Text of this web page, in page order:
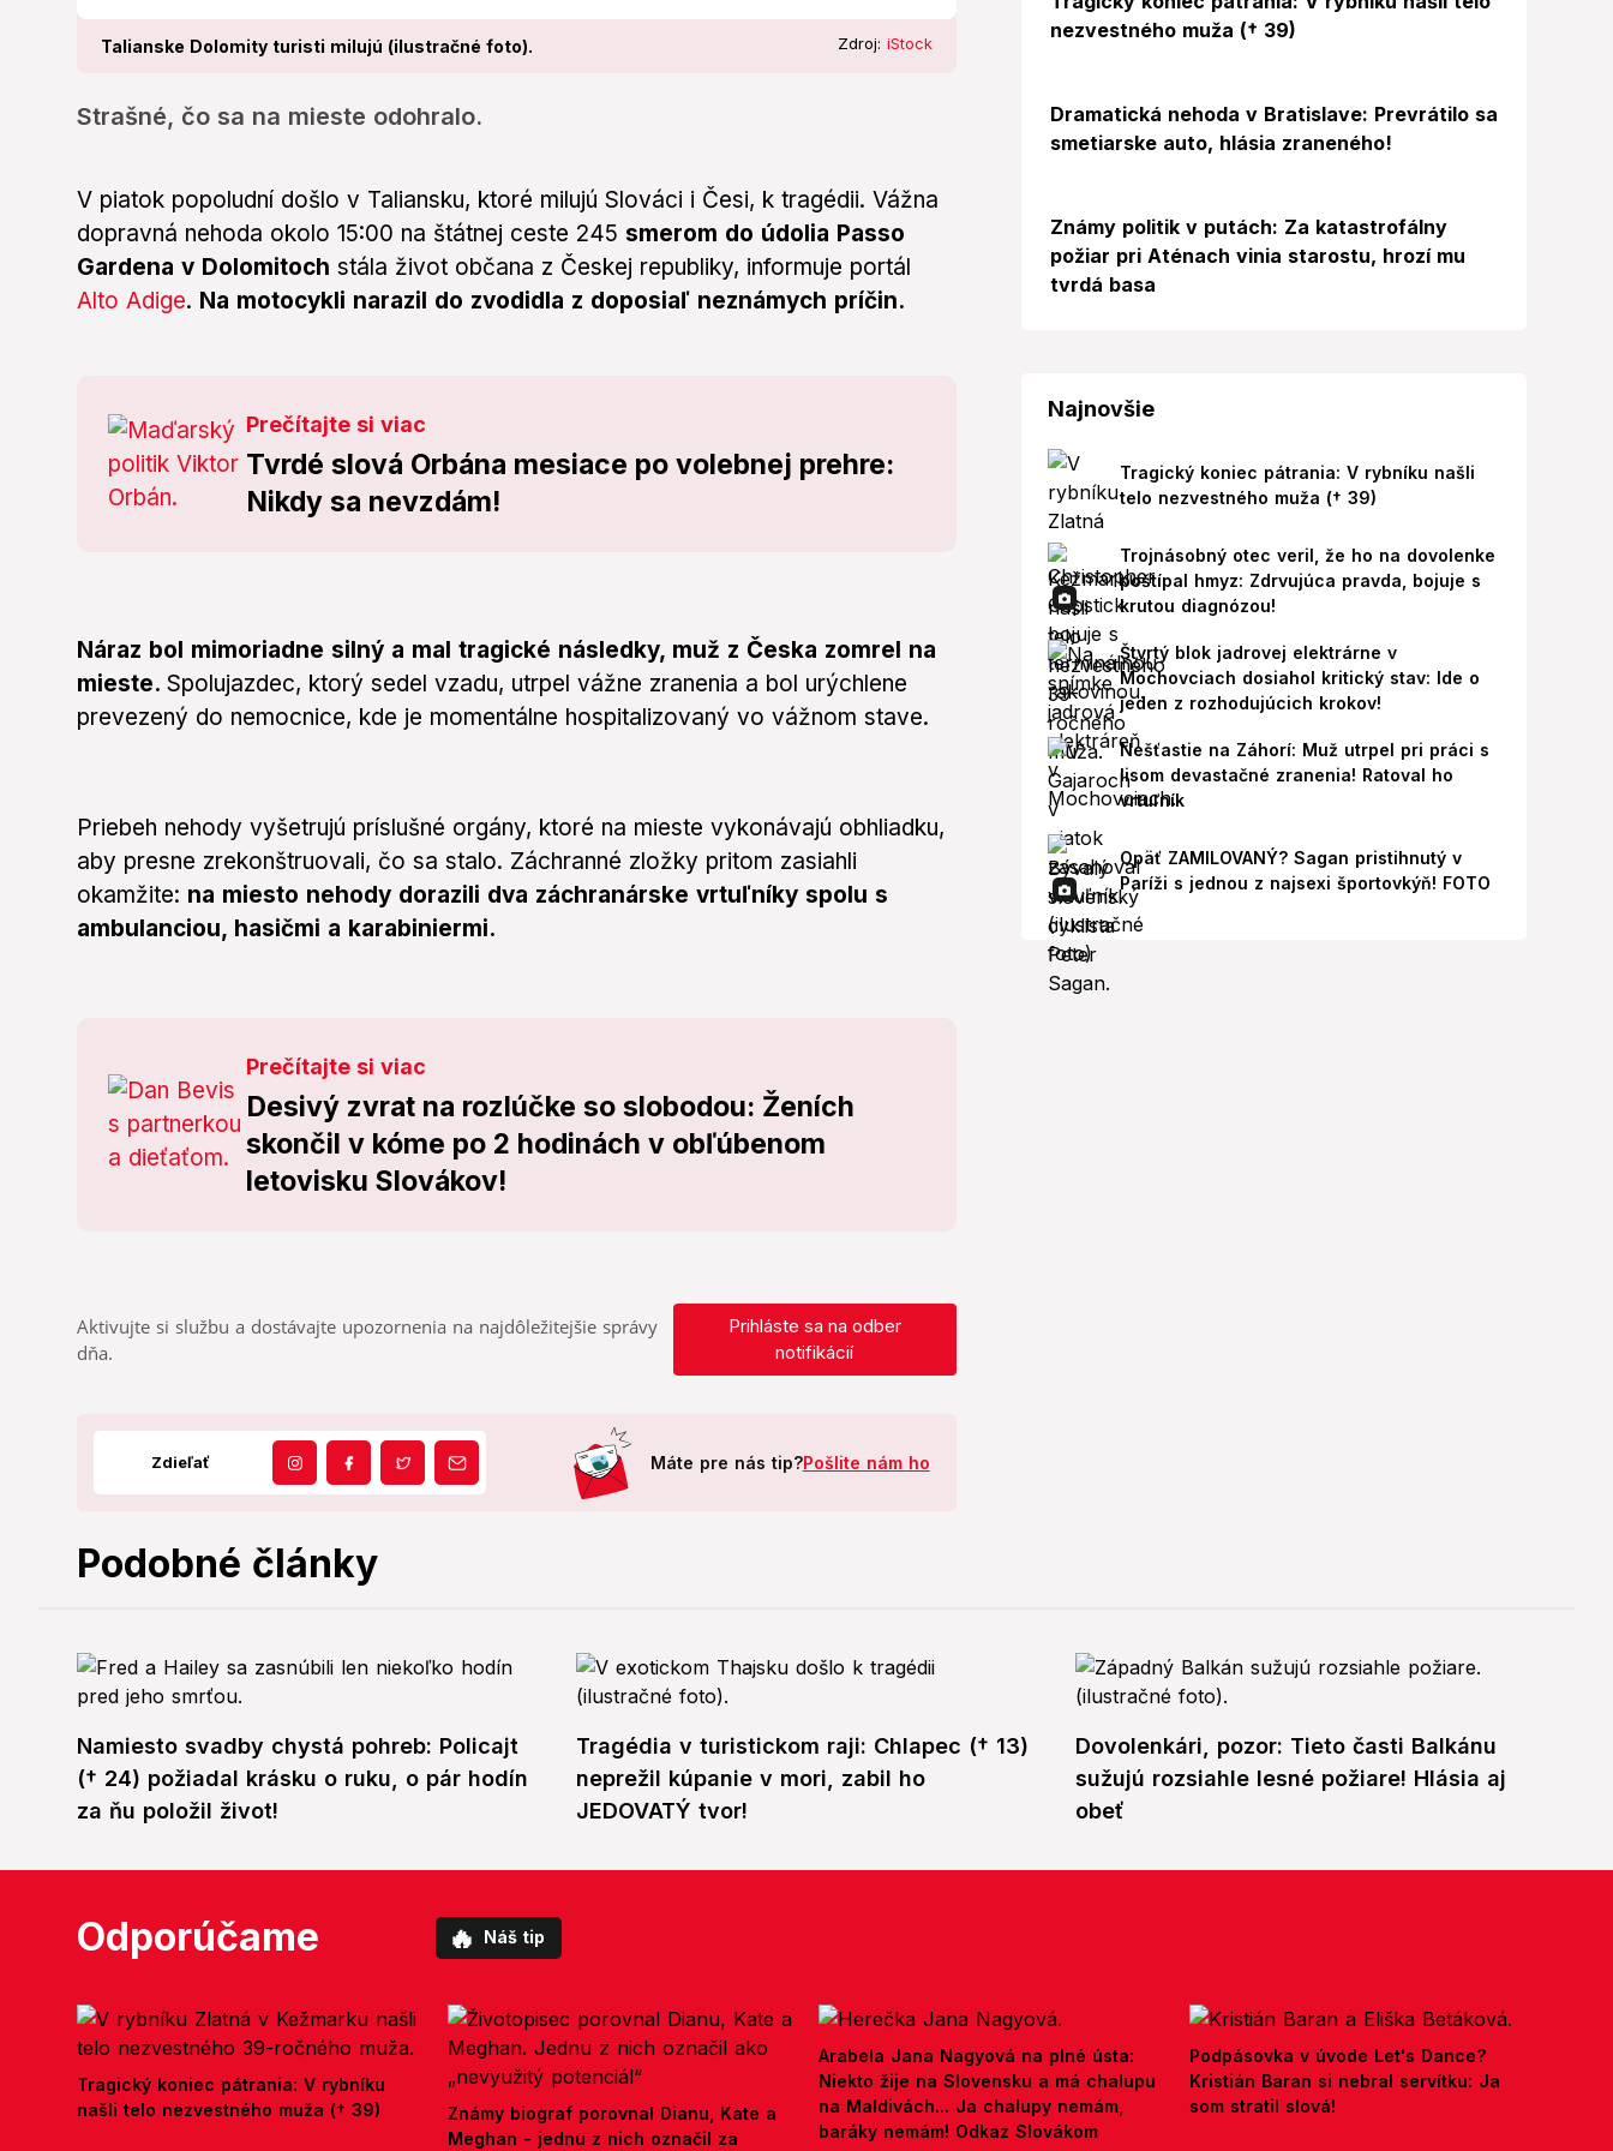
Talianske Dolomity turisti milujú (ilustračné foto). Zdroj: iStock
Strašné, čo sa na mieste odohralo.
V piatok popoludní došlo v Taliansku, ktoré milujú Slováci i Česi, k tragédii. Vážna
dopravná nehoda okolo 15:00 na štátnej ceste 245 smerom do údolia Passo
Gardena v Dolomitoch stála život občana z Českej republiky, informuje portál
Alto Adige. Na motocykli narazil do zvodidla z doposiaľ neznámych príčin.
Prečítajte si viac
Tvrdé slová Orbána mesiace po volebnej prehre:
Nikdy sa nevzdám!
Náraz bol mimoriadne silný a mal tragické následky, muž z Česka zomrel na
mieste. Spolujazdec, ktorý sedel vzadu, utrpel vážne zranenia a bol urýchlene
prevezený do nemocnice, kde je momentálne hospitalizovaný vo vážnom stave.
Priebeh nehody vyšetrujú príslušné orgány, ktoré na mieste vykonávajú obhliadku,
aby presne zrekonštruovali, čo sa stalo. Záchranné zložky pritom zasiahli
okamžite: na miesto nehody dorazili dva záchranárske vrtuľníky spolu s
ambulanciou, hasičmi a karabiniermi.
Prečítajte si viac
Desivý zvrat na rozlúčke so slobodou: Ženích
skončil v kóme po 2 hodinách v obľúbenom
letovisku Slovákov!
Aktivujte si službu a dostávajte upozornenia na najdôležitejšie správy
dňa.
Prihláste sa na odber
notifikácií
Zdieľať Máte pre nás tip?Pošlite nám ho
nezvestného muža († 39)
Dramatická nehoda v Bratislave: Prevrátilo sa
smetiarske auto, hlásia zraneného!
Známy politik v putách: Za katastrofálny
požiar pri Aténach vinia starostu, hrozí mu
tvrdá basa
Najnovšie
Tragický koniec pátrania: V rybníku našli
telo nezvestného muža († 39)
Trojnásobný otec veril, že ho na dovolenke
poštípal hmyz: Zdrvujúca pravda, bojuje s
krutou diagnózou!
Štvrtý blok jadrovej elektrárne v
Mochovciach dosiahol kritický stav: Ide o
jeden z rozhodujúcich krokov!
Nešťastie na Záhorí: Muž utrpel pri práci s
lisom devastačné zranenia! Ratoval ho
vrtuľník
Opäť ZAMILOVANÝ? Sagan pristihnutý v
Paríži s jednou z najsexi športovkýň! FOTO
Podobné články
Namiesto svadby chystá pohreb: Policajt
(† 24) požiadal krásku o ruku, o pár hodín
za ňu položil život!
Tragédia v turistickom raji: Chlapec († 13)
neprežil kúpanie v mori, zabil ho
JEDOVATÝ tvor!
Dovolenkári, pozor: Tieto časti Balkánu
sužujú rozsiahle lesné požiare! Hlásia aj
obeť
Odporúčame 🔥 Náš tip
Tragický koniec pátrania: V rybníku
našli telo nezvestného muža († 39)
Známy biograf porovnal Dianu, Kate a
Meghan - jednu z nich označil za
Arabela Jana Nagyová na plné ústa:
Niekto žije na Slovensku a má chalupu
na Maldivách... Ja chalupy nemám,
baráky nemám! Odkaz Slovákom
Podpásovka v úvode Let's Dance?
Kristián Baran si nebral servítku: Ja
som stratil slová!